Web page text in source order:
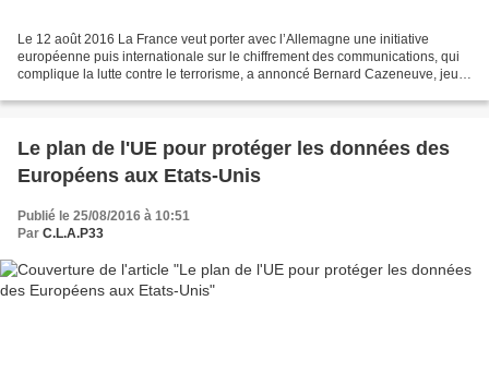
Le 12 août 2016 La France veut porter avec l’Allemagne une initiative
européenne puis internationale sur le chiffrement des communications, qui
complique la lutte contre le terrorisme, a annoncé Bernard Cazeneuve, jeudi
Le plan de l'UE pour protéger les données des
Européens aux Etats-Unis
Publié le 25/08/2016 à 10:51
Par C.L.A.P33